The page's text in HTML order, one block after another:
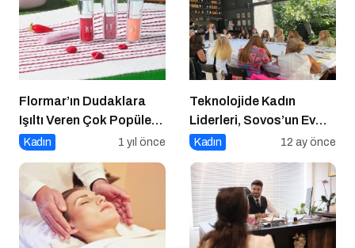
Flormar’ın Dudaklara
Işıltı Veren Çok Popüler
Lipgloss Serisi Dewy Lip
Kadın 1 yıl önce
Teknolojide Kadın
Liderleri, Sovos’un Ev
Sahipliğinde Bir Araya
Kadın 12 ay önce